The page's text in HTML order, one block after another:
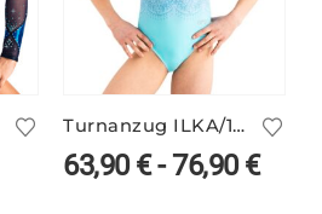
Turnanzug ILKA/1 – ohne Arm
63,90€-76,90€